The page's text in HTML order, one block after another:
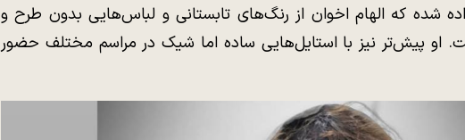
شده که الهام اخوان از رنگ‌های تابستانی و لباس‌هایی بدون طرح و
او پیش‌تر نیز با استایل‌هایی ساده اما شیک در مراسم مختلف حضور